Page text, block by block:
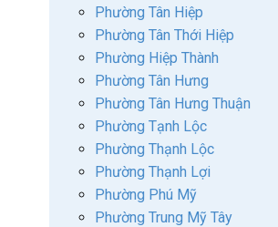
Phường Tân Hiệp
Phường Tân Thới Hiệp
Phường Hiệp Thành
Phường Tân Hưng
Phường Tân Hưng Thuận
Phường Tạnh Lộc
Phường Thạnh Lộc
Phường Thạnh Lợi
Phường Phú Mỹ
Phường Trung Mỹ Tây